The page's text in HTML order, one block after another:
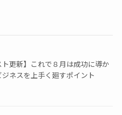
ト更新】これで８月は成功に導か
ネスを上手く廻すポイント